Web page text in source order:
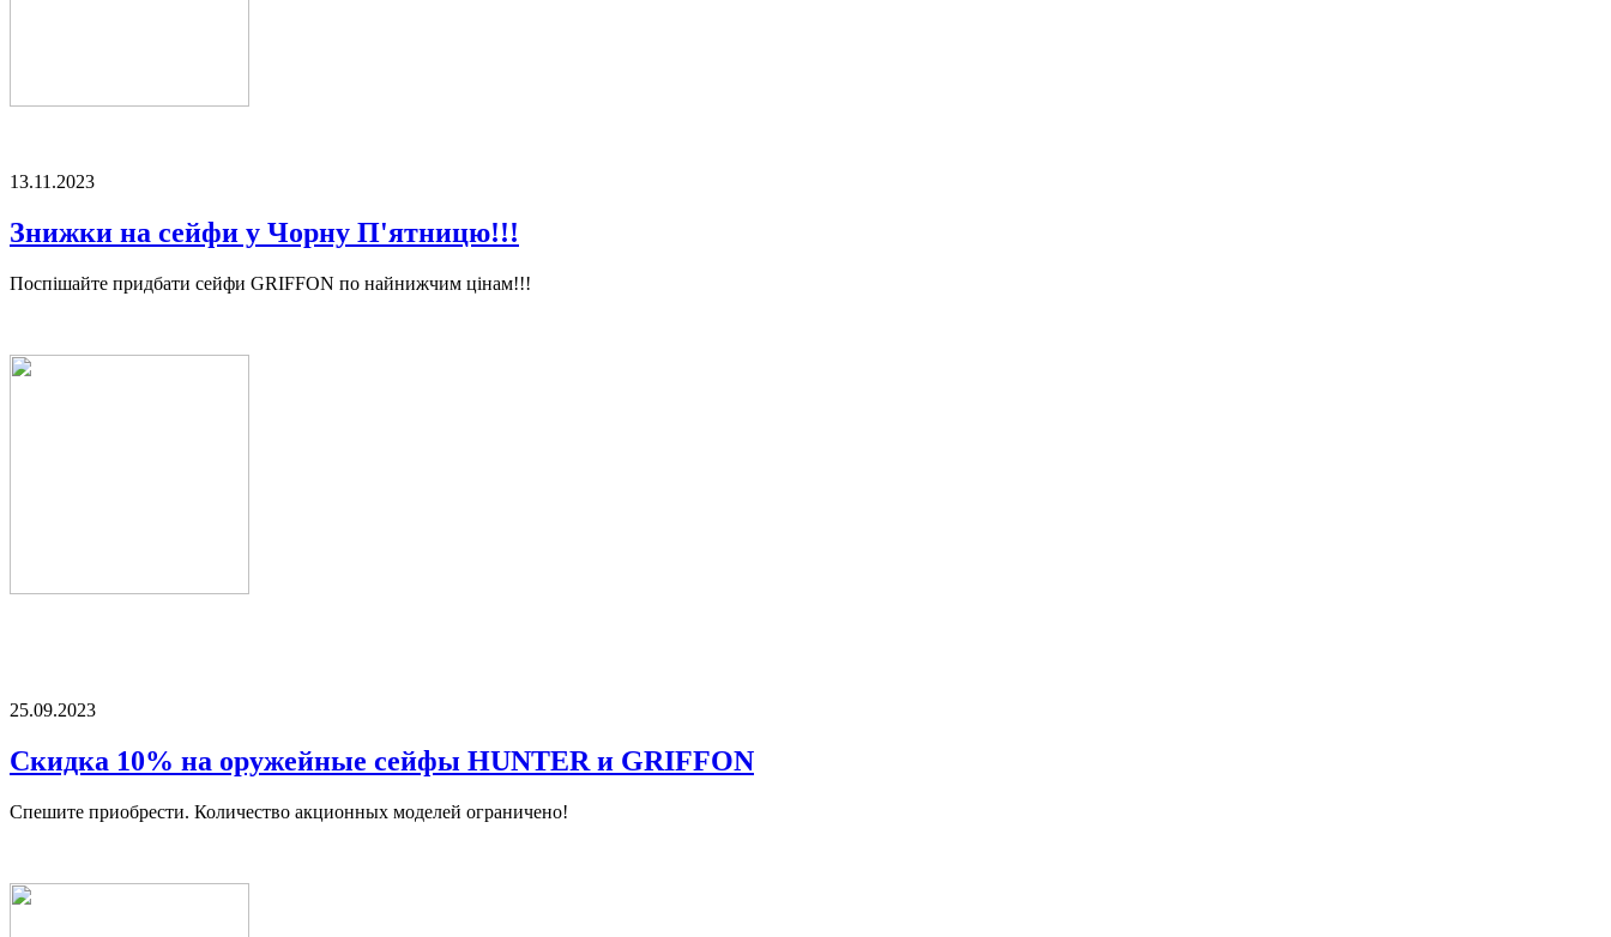
13.11.2023
Знижки на сейфи у Чорну П'ятницю!!!
Поспішайте придбати сейфи GRIFFON по найнижчим цінам!!!
25.09.2023
Скидка 10% на оружейные сейфы HUNTER и GRIFFON
Спешите приобрести. Количество акционных моделей ограничено!